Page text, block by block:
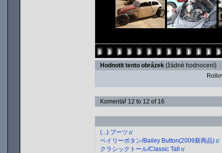
Hodnotit tento obrázek (žádné hodnocení)
Komentář 12 to 12 of 16
(...) ブーツ
ベイリーボタン/Bailey Button(2009新商品)
クラシックトール/Classic Tall